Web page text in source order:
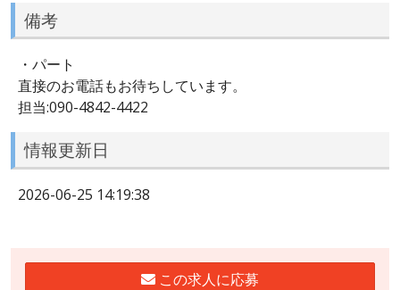
備考
・パート
直接のお電話もお待ちしています。
担当:090-4842-4422
情報更新日
2026-06-25 14:19:38
この求人に応募